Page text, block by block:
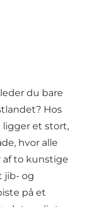
du bare
Hos
et stort,
hvor alle
af to kunstige
jib- og
på et